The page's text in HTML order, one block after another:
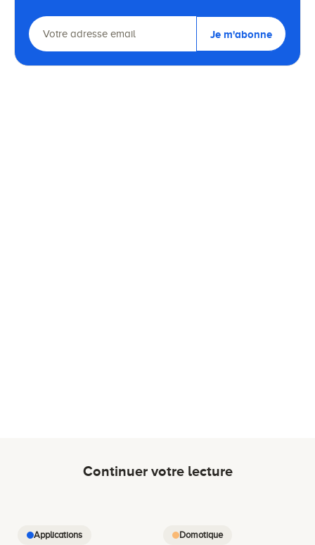
Je m'abonne
Continuer votre lecture
Applications Domotique